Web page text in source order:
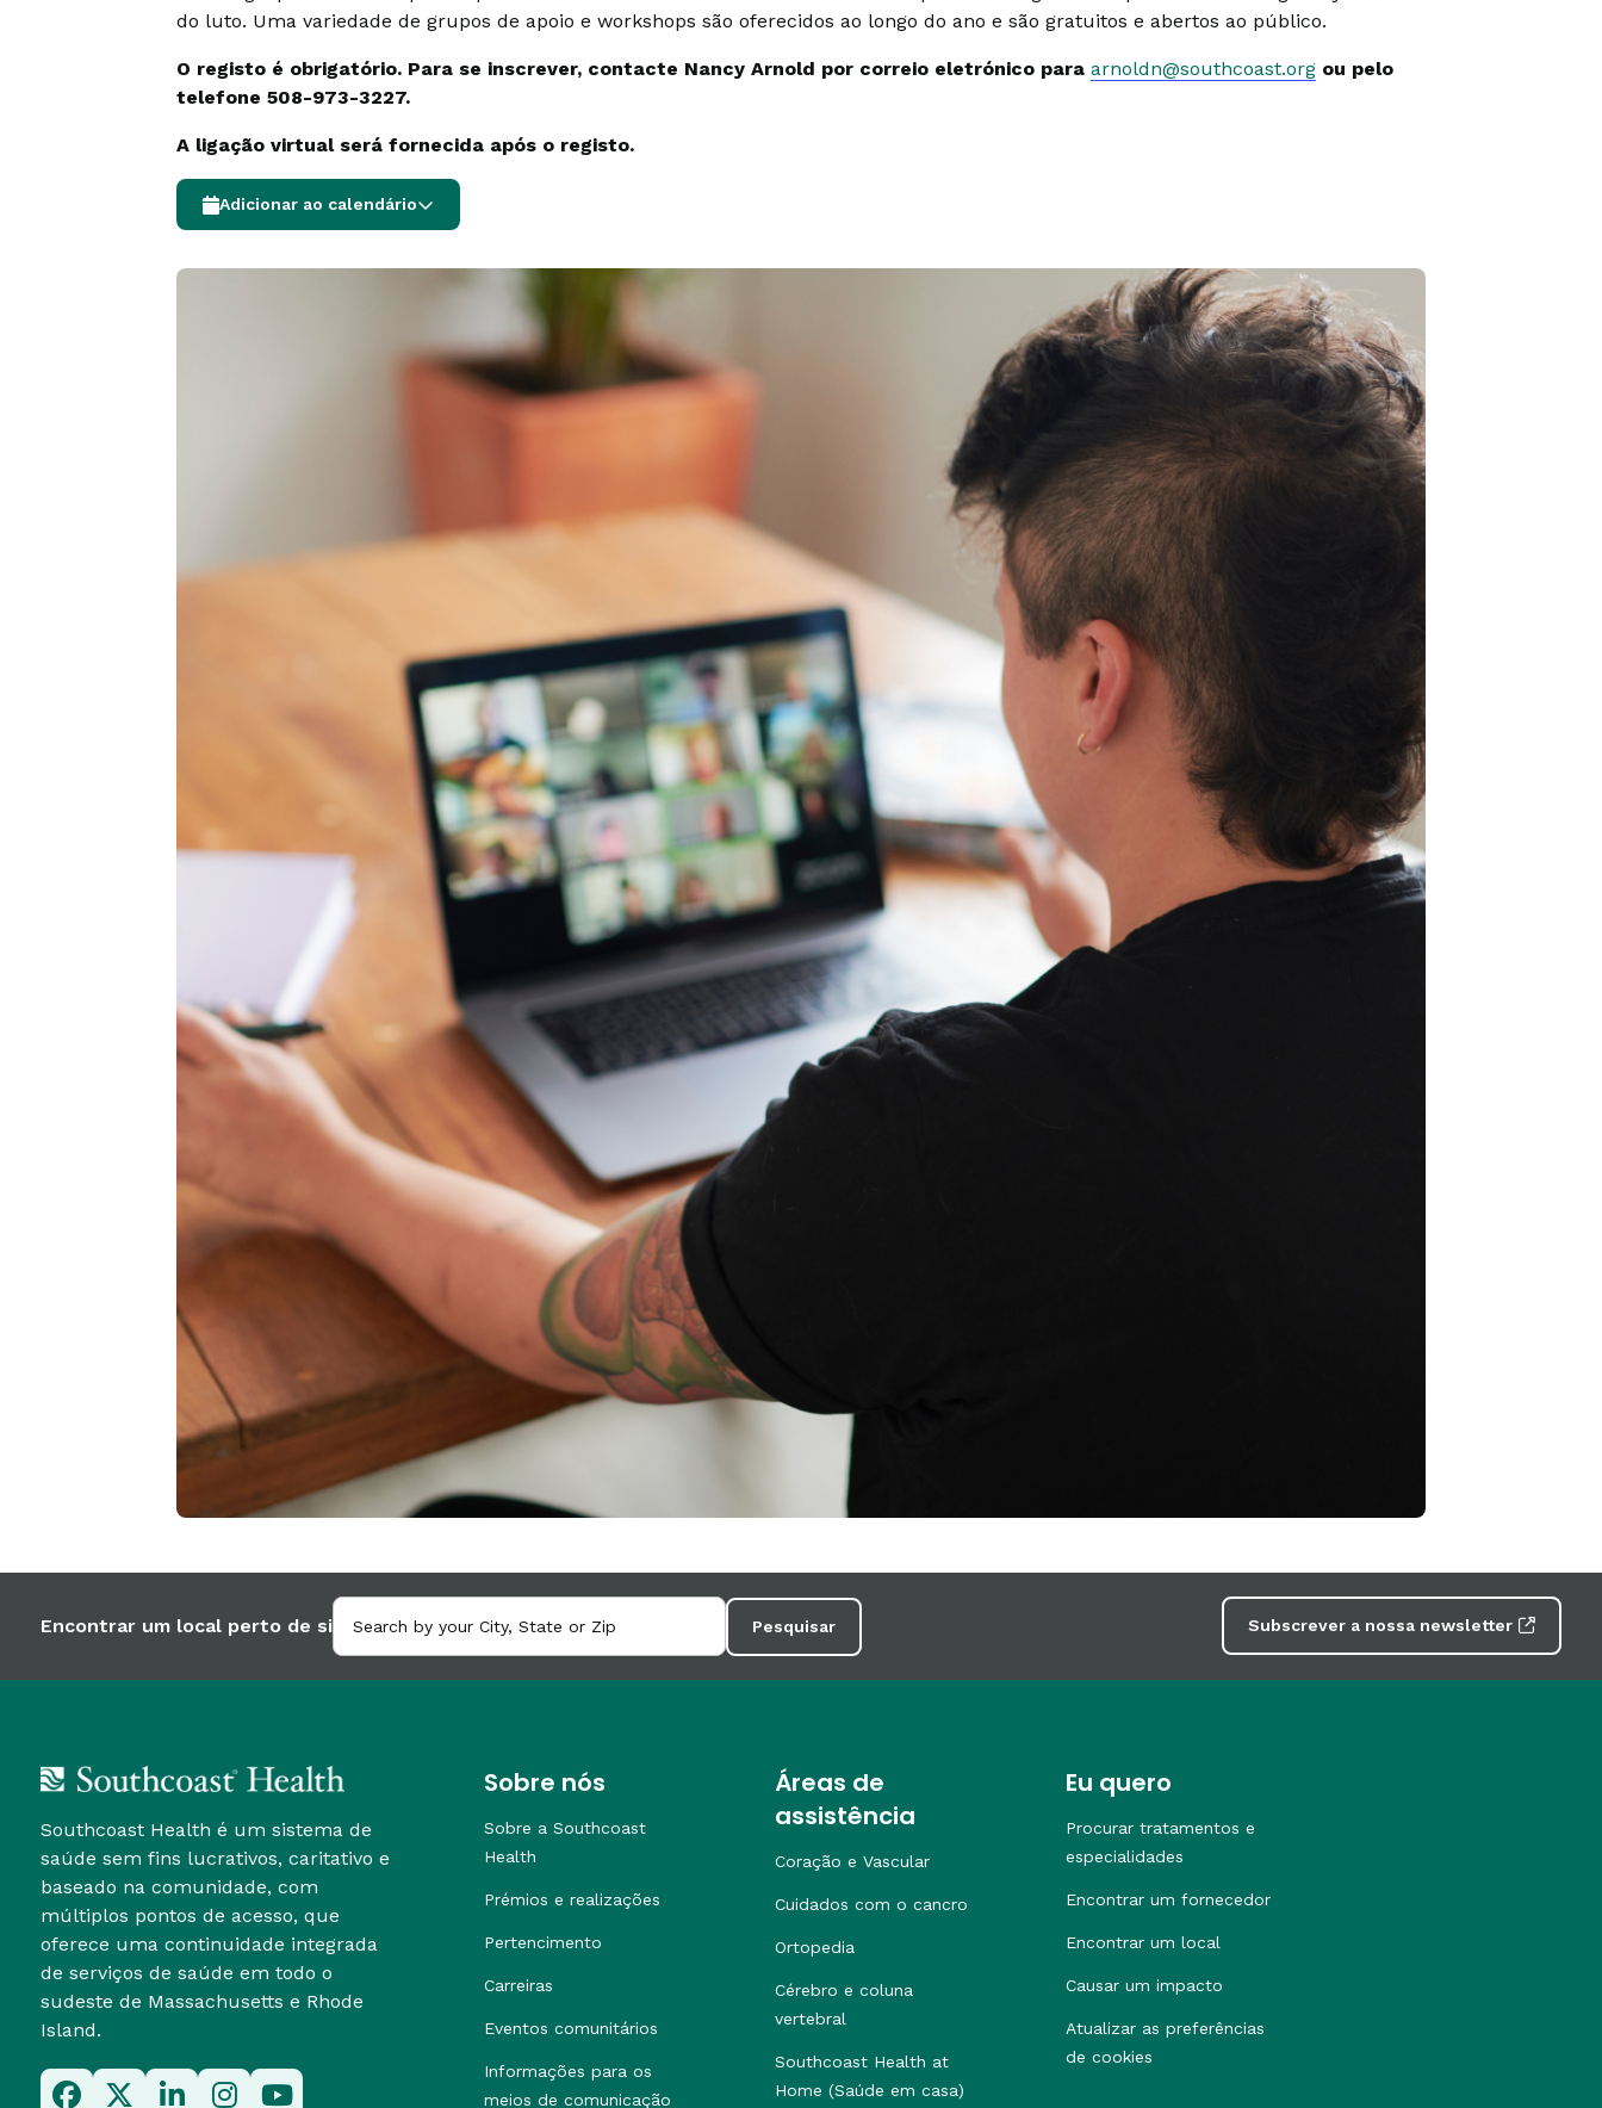
do luto. Uma variedade de grupos de apoio e workshops são oferecidos ao longo do ano e são gratuitos e abertos ao público.
O registo é obrigatório. Para se inscrever, contacte Nancy Arnold por correio eletrónico para arnoldn@southcoast.org ou pelo
telefone 508-973-3227.
A ligação virtual será fornecida após o registo.
Adicionar ao calendário
Encontrar um local perto de si Pesquisar Subscrever a nossa newsletter
Southcoast Health é um sistema de
saúde sem fins lucrativos, caritativo e
baseado na comunidade, com
múltiplos pontos de acesso, que
oferece uma continuidade integrada
de serviços de saúde em todo o
sudeste de Massachusetts e Rhode
Island.
Sobre nós
Sobre a Southcoast
Health
Prémios e realizações
Pertencimento
Carreiras
Eventos comunitários
Informações para os
meios de comunicação
Áreas de
assistência
Coração e Vascular
Cuidados com o cancro
Ortopedia
Cérebro e coluna
vertebral
Southcoast Health at
Home (Saúde em casa)
Eu quero
Procurar tratamentos e
especialidades
Encontrar um fornecedor
Encontrar um local
Causar um impacto
Atualizar as preferências
de cookies